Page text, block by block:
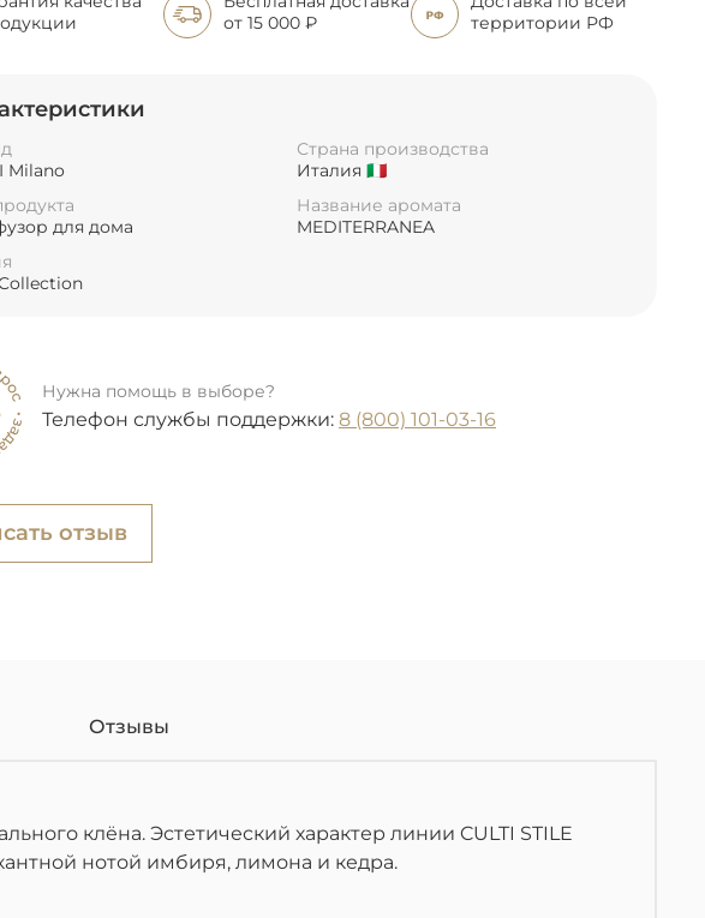
от 15 000 ₽
территории РФ
Milano
Страна производства
Италия 🇮🇹
для дома
Название аромата
MEDITERRANEA
Нужна помощь в выборе?
Телефон службы поддержки: 8 (800) 101-03-16
отзыв
Отзывы
клёна. Эстетический характер линии CULTI STILE
нотой имбиря, лимона и кедра.